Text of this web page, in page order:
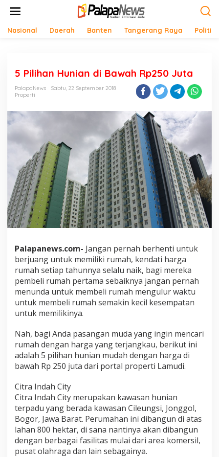
Nasional Daerah Banten Tangerang Raya Politik
5 Pilihan Hunian di Bawah Rp250 Juta
PalapaNews
Sabtu, 22 September 2018
Properti
Palapanews.com- Jangan pernah berhenti untuk
berjuang untuk memiliki rumah, kendati harga
rumah setiap tahunnya selalu naik, bagi mereka
pembeli rumah pertama sebaiknya jangan pernah
menunda untuk membeli rumah mengulur waktu
untuk membeli rumah semakin kecil kesempatan
untuk memilikinya.
Nah, bagi Anda pasangan muda yang ingin mencari
rumah dengan harga yang terjangkau, berikut ini
adalah 5 pilihan hunian mudah dengan harga di
bawah Rp 250 juta dari portal properti Lamudi.
Citra Indah City
Citra Indah City merupakan kawasan hunian
terpadu yang berada kawasan Cileungsi, Jonggol,
Bogor, Jawa Barat. Perumahan ini dibangun di atas
lahan 800 hektar, di sana nantinya akan dibangun
dengan berbagai fasilitas mulai dari area komersil,
pusat olahraga dan lain sebagainya.